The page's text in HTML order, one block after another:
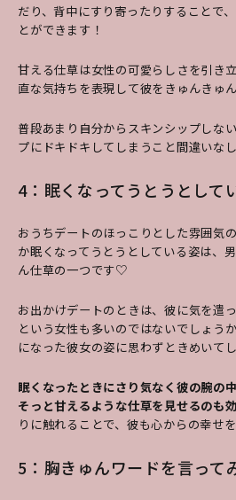
だり、背中にすり寄ったりすることで
とができます！
甘える仕草は女性の可愛らしさを引き
直な気持ちを表現して彼をきゅんきゅ
普段あまり自分からスキンシップしな
プにドキドキしてしまうこと間違いなし
4：眠くなってうとうとして
おうちデートのほっこりとした雰囲気
か眠くなってうとうとしている姿は、
ん仕草の一つです♡
お出かけデートのときは、彼に気を遣
という女性も多いのではないでしょう
になった彼女の姿に思わずときめいてし
眠くなったときにさり気なく彼の腕の
そっと甘えるような仕草を見せるのも効
りに触れることで、彼も心からの幸せ
5：胸きゅんワードを言って